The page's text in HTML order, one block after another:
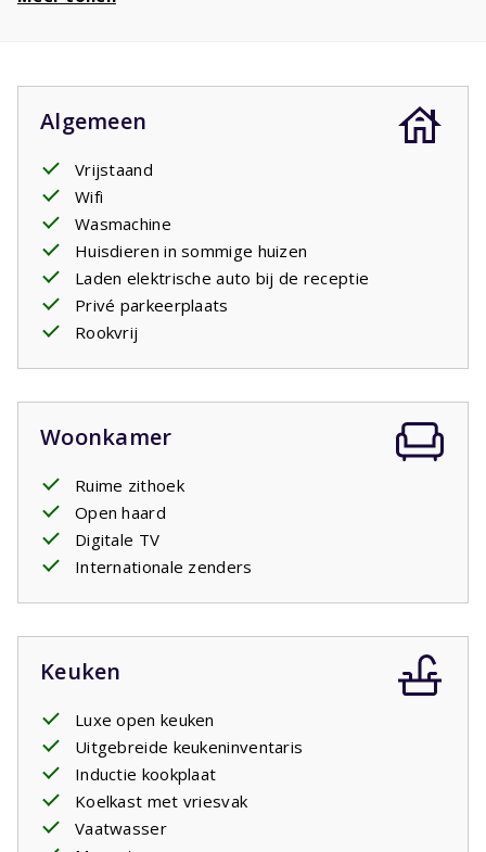
eenpersoonsbedden, beide met een balkon. Steekt u
graag debarbecue
aan? Deze staat al klaar voor u op
het terras met eromheen een comfortabel tuinset met
twee
ligstoelen. In de
zich goed vermaken.
Algemeen
Vrijstaand
Wifi
Wasmachine
Huisdieren in sommige huizen
Laden elektrische auto bij de receptie
Privé parkeerplaats
Rookvrij
Woonkamer
Ruime zithoek
Open haard
Digitale TV
Internationale zenders
Keuken
Luxe open keuken
Uitgebreide keukeninventaris
Inductie kookplaat
Koelkast met vriesvak
Vaatwasser